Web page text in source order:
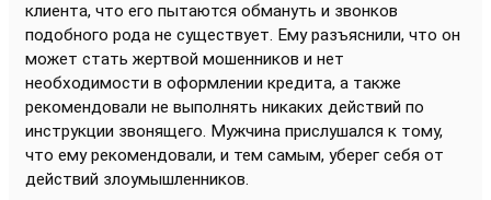
клиента, что его пытаются обмануть и звонков
подобного рода не существует. Ему разъяснили, что он
может стать жертвой мошенников и нет
необходимости в оформлении кредита, а также
рекомендовали не выполнять никаких действий по
инструкции звонящего. Мужчина прислушался к тому,
что ему рекомендовали, и тем самым, уберег себя от
действий злоумышленников.